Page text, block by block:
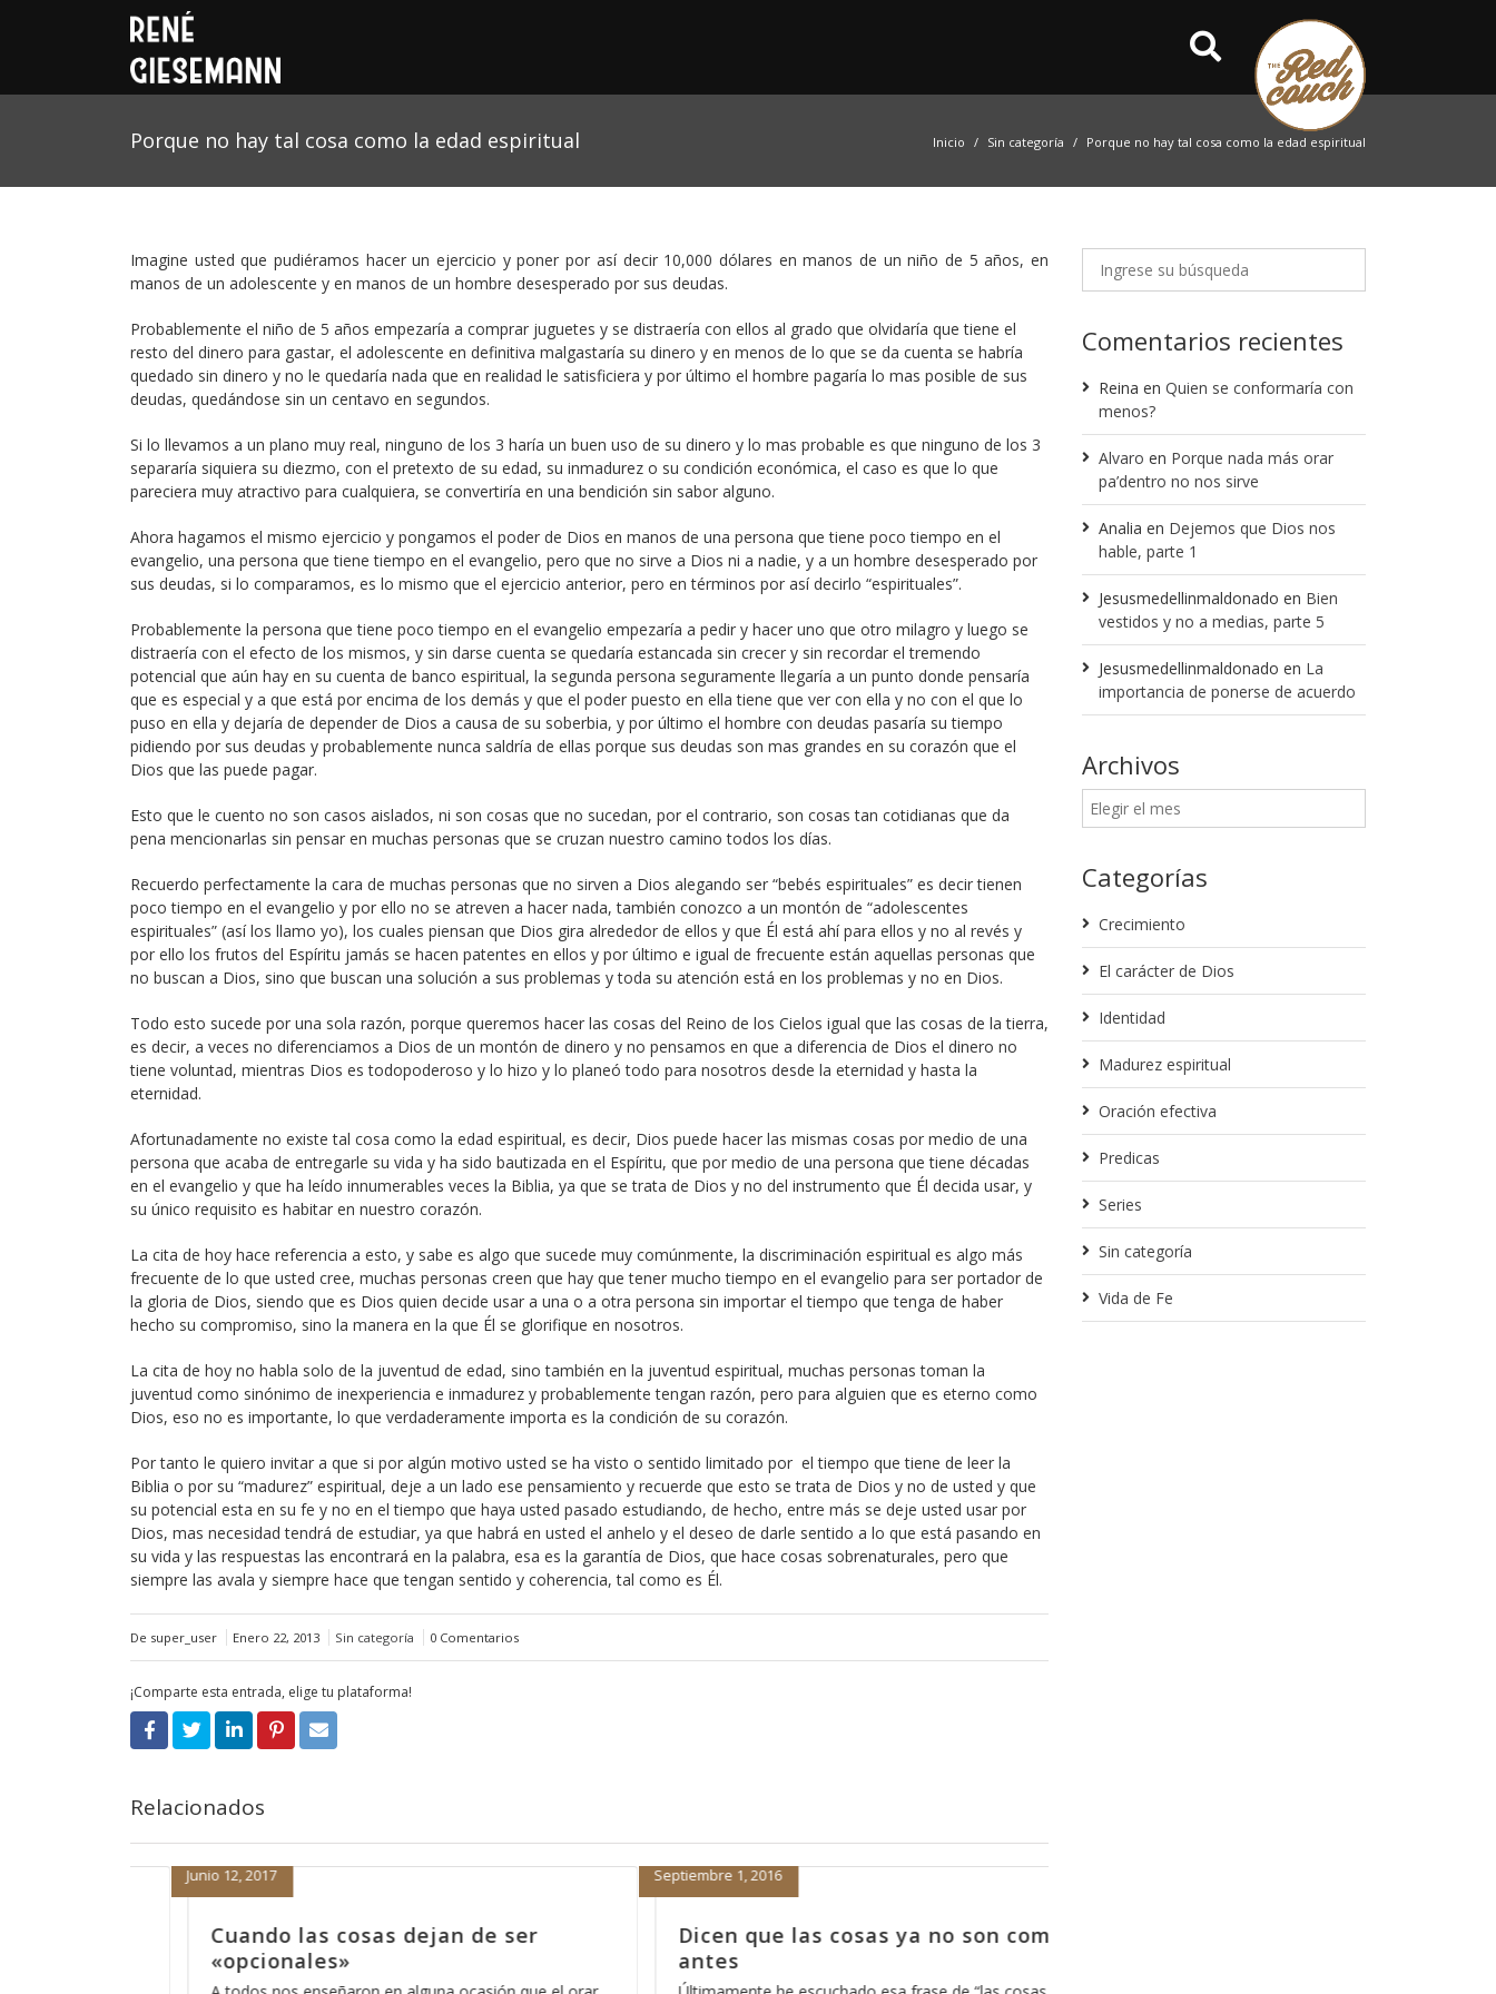
Porque no hay tal cosa como la edad espiritual Inicio Sin categoría Porque no hay tal cosa como la edad espiritual
Imagine usted que pudiéramos hacer un ejercicio y poner por así decir 10,000 dólares en manos de un niño de 5 años, en
manos de un adolescente y en manos de un hombre desesperado por sus deudas.
Probablemente el niño de 5 años empezaría a comprar juguetes y se distraería con ellos al grado que olvidaría que tiene el
resto del dinero para gastar, el adolescente en definitiva malgastaría su dinero y en menos de lo que se da cuenta se habría
quedado sin dinero y no le quedaría nada que en realidad le satisficiera y por último el hombre pagaría lo mas posible de sus
deudas, quedándose sin un centavo en segundos.
Si lo llevamos a un plano muy real, ninguno de los 3 haría un buen uso de su dinero y lo mas probable es que ninguno de los 3
separaría siquiera su diezmo, con el pretexto de su edad, su inmadurez o su condición económica, el caso es que lo que
pareciera muy atractivo para cualquiera, se convertiría en una bendición sin sabor alguno.
Ahora hagamos el mismo ejercicio y pongamos el poder de Dios en manos de una persona que tiene poco tiempo en el
evangelio, una persona que tiene tiempo en el evangelio, pero que no sirve a Dios ni a nadie, y a un hombre desesperado por
sus deudas, si lo comparamos, es lo mismo que el ejercicio anterior, pero en términos por así decirlo “espirituales”.
Probablemente la persona que tiene poco tiempo en el evangelio empezaría a pedir y hacer uno que otro milagro y luego se
distraería con el efecto de los mismos, y sin darse cuenta se quedaría estancada sin crecer y sin recordar el tremendo
potencial que aún hay en su cuenta de banco espiritual, la segunda persona seguramente llegaría a un punto donde pensaría
que es especial y a que está por encima de los demás y que el poder puesto en ella tiene que ver con ella y no con el que lo
puso en ella y dejaría de depender de Dios a causa de su soberbia, y por último el hombre con deudas pasaría su tiempo
pidiendo por sus deudas y probablemente nunca saldría de ellas porque sus deudas son mas grandes en su corazón que el
Dios que las puede pagar.
Esto que le cuento no son casos aislados, ni son cosas que no sucedan, por el contrario, son cosas tan cotidianas que da
pena mencionarlas sin pensar en muchas personas que se cruzan nuestro camino todos los días.
Recuerdo perfectamente la cara de muchas personas que no sirven a Dios alegando ser “bebés espirituales” es decir tienen
poco tiempo en el evangelio y por ello no se atreven a hacer nada, también conozco a un montón de “adolescentes
espirituales” (así los llamo yo), los cuales piensan que Dios gira alrededor de ellos y que Él está ahí para ellos y no al revés y
por ello los frutos del Espíritu jamás se hacen patentes en ellos y por último e igual de frecuente están aquellas personas que
no buscan a Dios, sino que buscan una solución a sus problemas y toda su atención está en los problemas y no en Dios.
Todo esto sucede por una sola razón, porque queremos hacer las cosas del Reino de los Cielos igual que las cosas de la tierra,
es decir, a veces no diferenciamos a Dios de un montón de dinero y no pensamos en que a diferencia de Dios el dinero no
tiene voluntad, mientras Dios es todopoderoso y lo hizo y lo planeó todo para nosotros desde la eternidad y hasta la
eternidad.
Afortunadamente no existe tal cosa como la edad espiritual, es decir, Dios puede hacer las mismas cosas por medio de una
persona que acaba de entregarle su vida y ha sido bautizada en el Espíritu, que por medio de una persona que tiene décadas
en el evangelio y que ha leído innumerables veces la Biblia, ya que se trata de Dios y no del instrumento que Él decida usar, y
su único requisito es habitar en nuestro corazón.
La cita de hoy hace referencia a esto, y sabe es algo que sucede muy comúnmente, la discriminación espiritual es algo más
frecuente de lo que usted cree, muchas personas creen que hay que tener mucho tiempo en el evangelio para ser portador de
la gloria de Dios, siendo que es Dios quien decide usar a una o a otra persona sin importar el tiempo que tenga de haber
hecho su compromiso, sino la manera en la que Él se glorifique en nosotros.
La cita de hoy no habla solo de la juventud de edad, sino también en la juventud espiritual, muchas personas toman la
juventud como sinónimo de inexperiencia e inmadurez y probablemente tengan razón, pero para alguien que es eterno como
Dios, eso no es importante, lo que verdaderamente importa es la condición de su corazón.
Por tanto le quiero invitar a que si por algún motivo usted se ha visto o sentido limitado por el tiempo que tiene de leer la
Biblia o por su “madurez” espiritual, deje a un lado ese pensamiento y recuerde que esto se trata de Dios y no de usted y que
su potencial esta en su fe y no en el tiempo que haya usted pasado estudiando, de hecho, entre más se deje usted usar por
Dios, mas necesidad tendrá de estudiar, ya que habrá en usted el anhelo y el deseo de darle sentido a lo que está pasando en
su vida y las respuestas las encontrará en la palabra, esa es la garantía de Dios, que hace cosas sobrenaturales, pero que
siempre las avala y siempre hace que tengan sentido y coherencia, tal como es Él.
De super_user Enero 22, 2013 Sin categoría 0 Comentarios
¡Comparte esta entrada, elige tu plataforma!
Relacionados
Dicen que las cosas ya no son como
antes
Septiembre 1, 2016
La mejor manera de empezar el
2014, parte 6
Enero 7, 2014
Comentarios recientes
Reina en Quien se conformaría con
menos?
Alvaro en Porque nada más orar
pa’dentro no nos sirve
Analia en Dejemos que Dios nos
hable, parte 1
Jesusmedellinmaldonado en Bien
vestidos y no a medias, parte 5
Jesusmedellinmaldonado en La
importancia de ponerse de acuerdo
Archivos
Categorías
Crecimiento
El carácter de Dios
Identidad
Madurez espiritual
Oración efectiva
Predicas
Series
Sin categoría
Vida de Fe